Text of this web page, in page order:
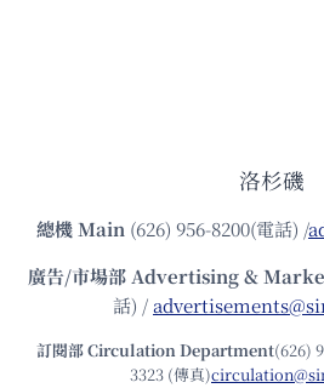
洛杉磯
總機Main (626) 956-8200(電話) /
廣告/市場部Advertising &
話) /
訂閱部 Circulation Department(626)
3323 (傳真)